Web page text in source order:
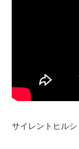
サイレントヒルシ